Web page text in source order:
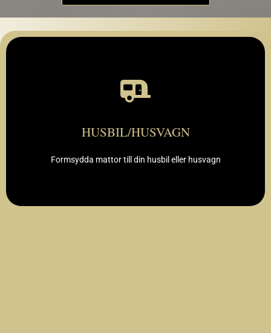
HUSBIL/HUSVAGN
Formsydda mattor till din husbil eller husvagn